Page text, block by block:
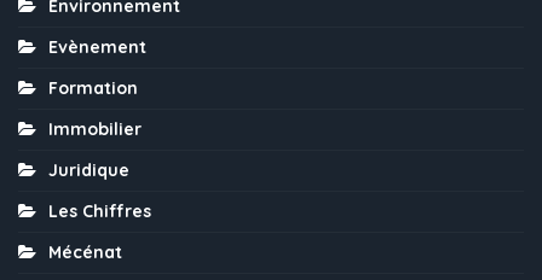
Environnement
Evènement
Formation
Immobilier
Juridique
Les Chiffres
Mécénat